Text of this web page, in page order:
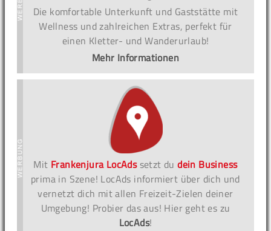
Die komfortable Unterkunft und Gaststätte mit
Wellness und zahlreichen Extras, perfekt für
einen Kletter- und Wanderurlaub!
Mehr Informationen
Mit Frankenjura LocAdssetzt dudein Business
prima in Szene! LocAds informiert über dich und
vernetzt dich mit allen Freizeit-Zielen deiner
Umgebung! Probier das aus! Hier geht es zu
LocAds!